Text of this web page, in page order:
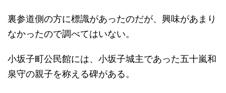
裏参道側の方に標識があったのだが、興味があまり
なかったので調べてはいない。
小坂子町公民館には、小坂子城主であった五十嵐和
泉守の親子を称える碑がある。